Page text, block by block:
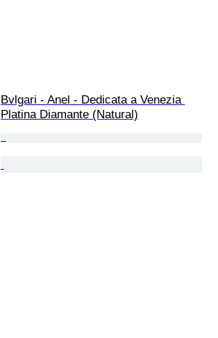
Bvlgari - Anel - Dedicata a Venezia
Platina Diamante (Natural)